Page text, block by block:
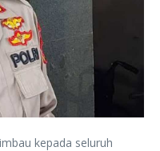
kepada seluruh